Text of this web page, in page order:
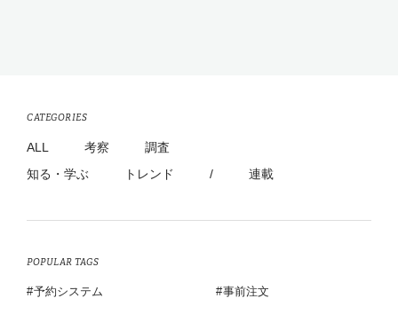
CATEGORIES
ALL 考察
調査
知る・学ぶ
トレンド / 連載
POPULAR TAGS
予約システム 事前注文